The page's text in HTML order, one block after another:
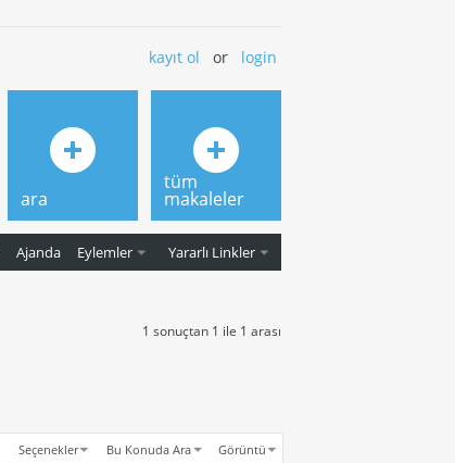
kayıt ol or login
Ajanda Eylemler Yararlı Linkler
ara
tüm
makaleler
1 sonuçtan 1 ile 1 arası
Seçenekler Bu Konuda Ara Görüntü